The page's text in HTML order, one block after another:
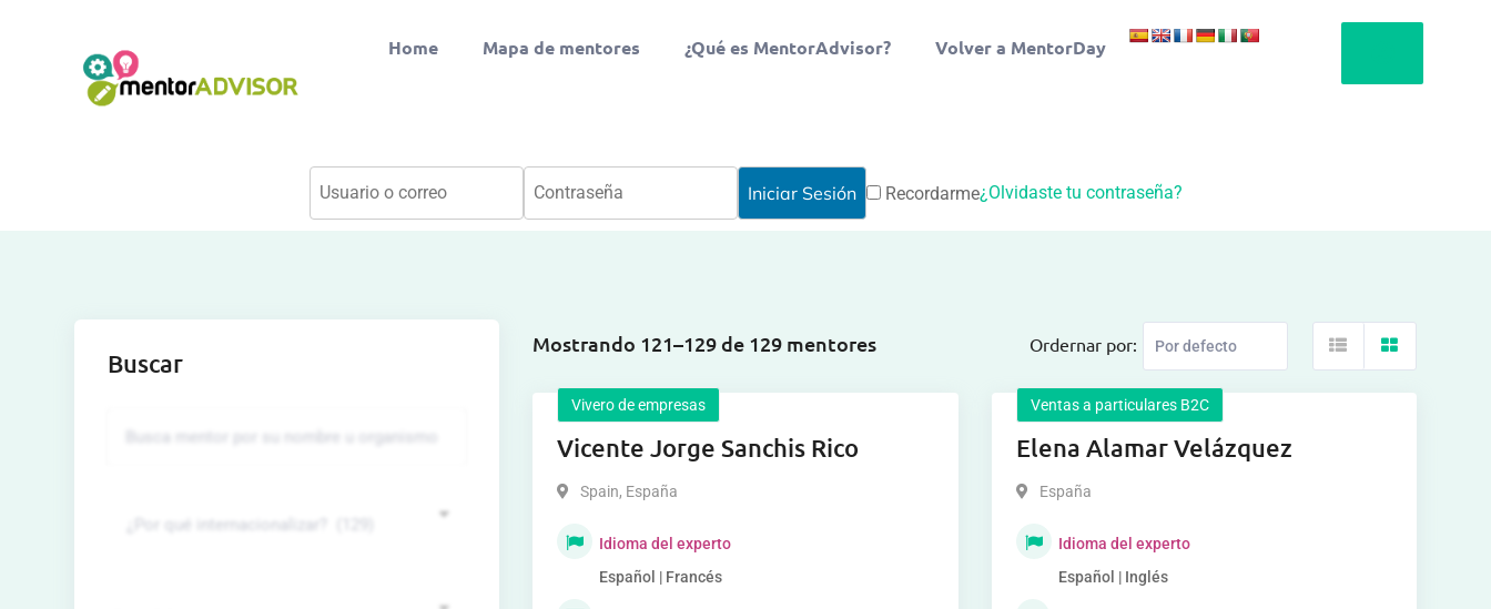
Home Mapa de mentores ¿Qué es MentorAdvisor? Volver a MentorDay
Recordarme¿Olvidaste tu contraseña?
Mostrando 121–129 de 129 mentores Ordernar por:
Vivero de empresas
Vicente Jorge Sanchis Rico
Spain, España
Idioma del experto
Español | Francés
Ventas a particulares B2C
Elena Alamar Velázquez
España
Idioma del experto
Español | Inglés
Buscar